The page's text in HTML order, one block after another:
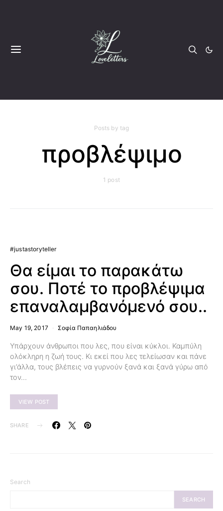
Posts by tag
προβλέψιμο
1 post
#justastoryteller
Θα είμαι το παρακάτω
σου. Ποτέ το προβλέψιμα
επαναλαμβανόμενό σου..
May 19, 2017 Σοφία Παπαηλιάδου
Υπάρχουν άνθρωποι που λες, που είναι κύκλοι. Καμπύλη
ολόκληρη η ζωή τους. Κι εκεί που λες τελείωσαν και πάνε
γι’άλλα, τους βλέπεις να γυρνούν ξανά και ξανά γύρω από
τον…
VIEW POST
SHARE
Search
SEARCH